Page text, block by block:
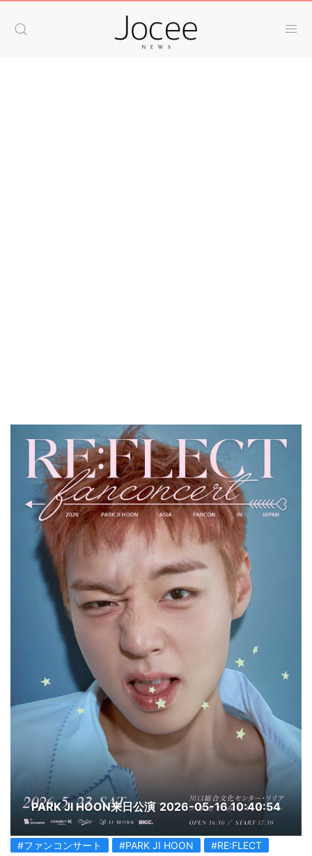
PARK JI HOON来日公演 2026-05-16 10:40:54
#ファンコンサート #PARK JI HOON #RE:FLECT